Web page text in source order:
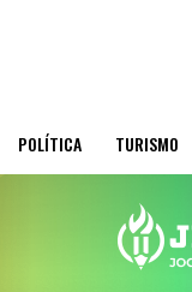
POLÍTICA TURISMO